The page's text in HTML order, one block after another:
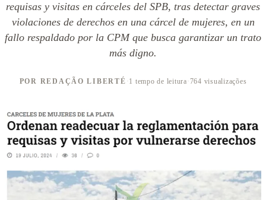
requisas y visitas en cárceles del SPB, tras detectar graves
violaciones de derechos en una cárcel de mujeres, en un
fallo respaldado por la CPM que busca garantizar un trato
más digno.
POR REDAÇÃO LIBERTÉ ·1 tempo de leitura·764 visualizações